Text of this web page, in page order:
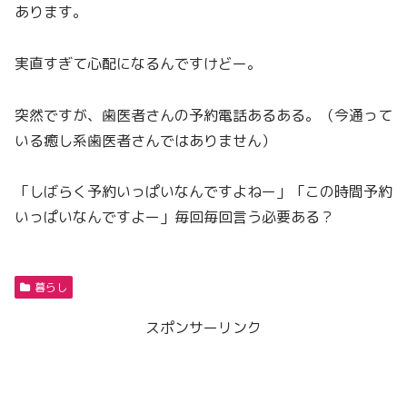
あります。
実直すぎて心配になるんですけどー。
突然ですが、歯医者さんの予約電話あるある。（今通って
いる癒し系歯医者さんではありません）
「しばらく予約いっぱいなんですよねー」「この時間予約
いっぱいなんですよー」毎回毎回言う必要ある？
暮らし
スポンサーリンク